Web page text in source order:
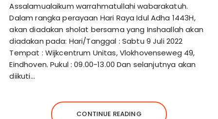
Assalamualaikum warrahmatullahi wabarakatuh.
Dalam rangka perayaan Hari Raya Idul Adha 1443H,
akan diadakan sholat bersama yang Inshaallah akan
diadakan pada: Hari/Tanggal : Sabtu 9 Juli 2022
Tempat : Wijkcentrum Unitas, Vlokhovenseweg 49,
Eindhoven. Pukul : 09.00-13.00 Dan selanjutnya akan
diikuti…
CONTINUE READING